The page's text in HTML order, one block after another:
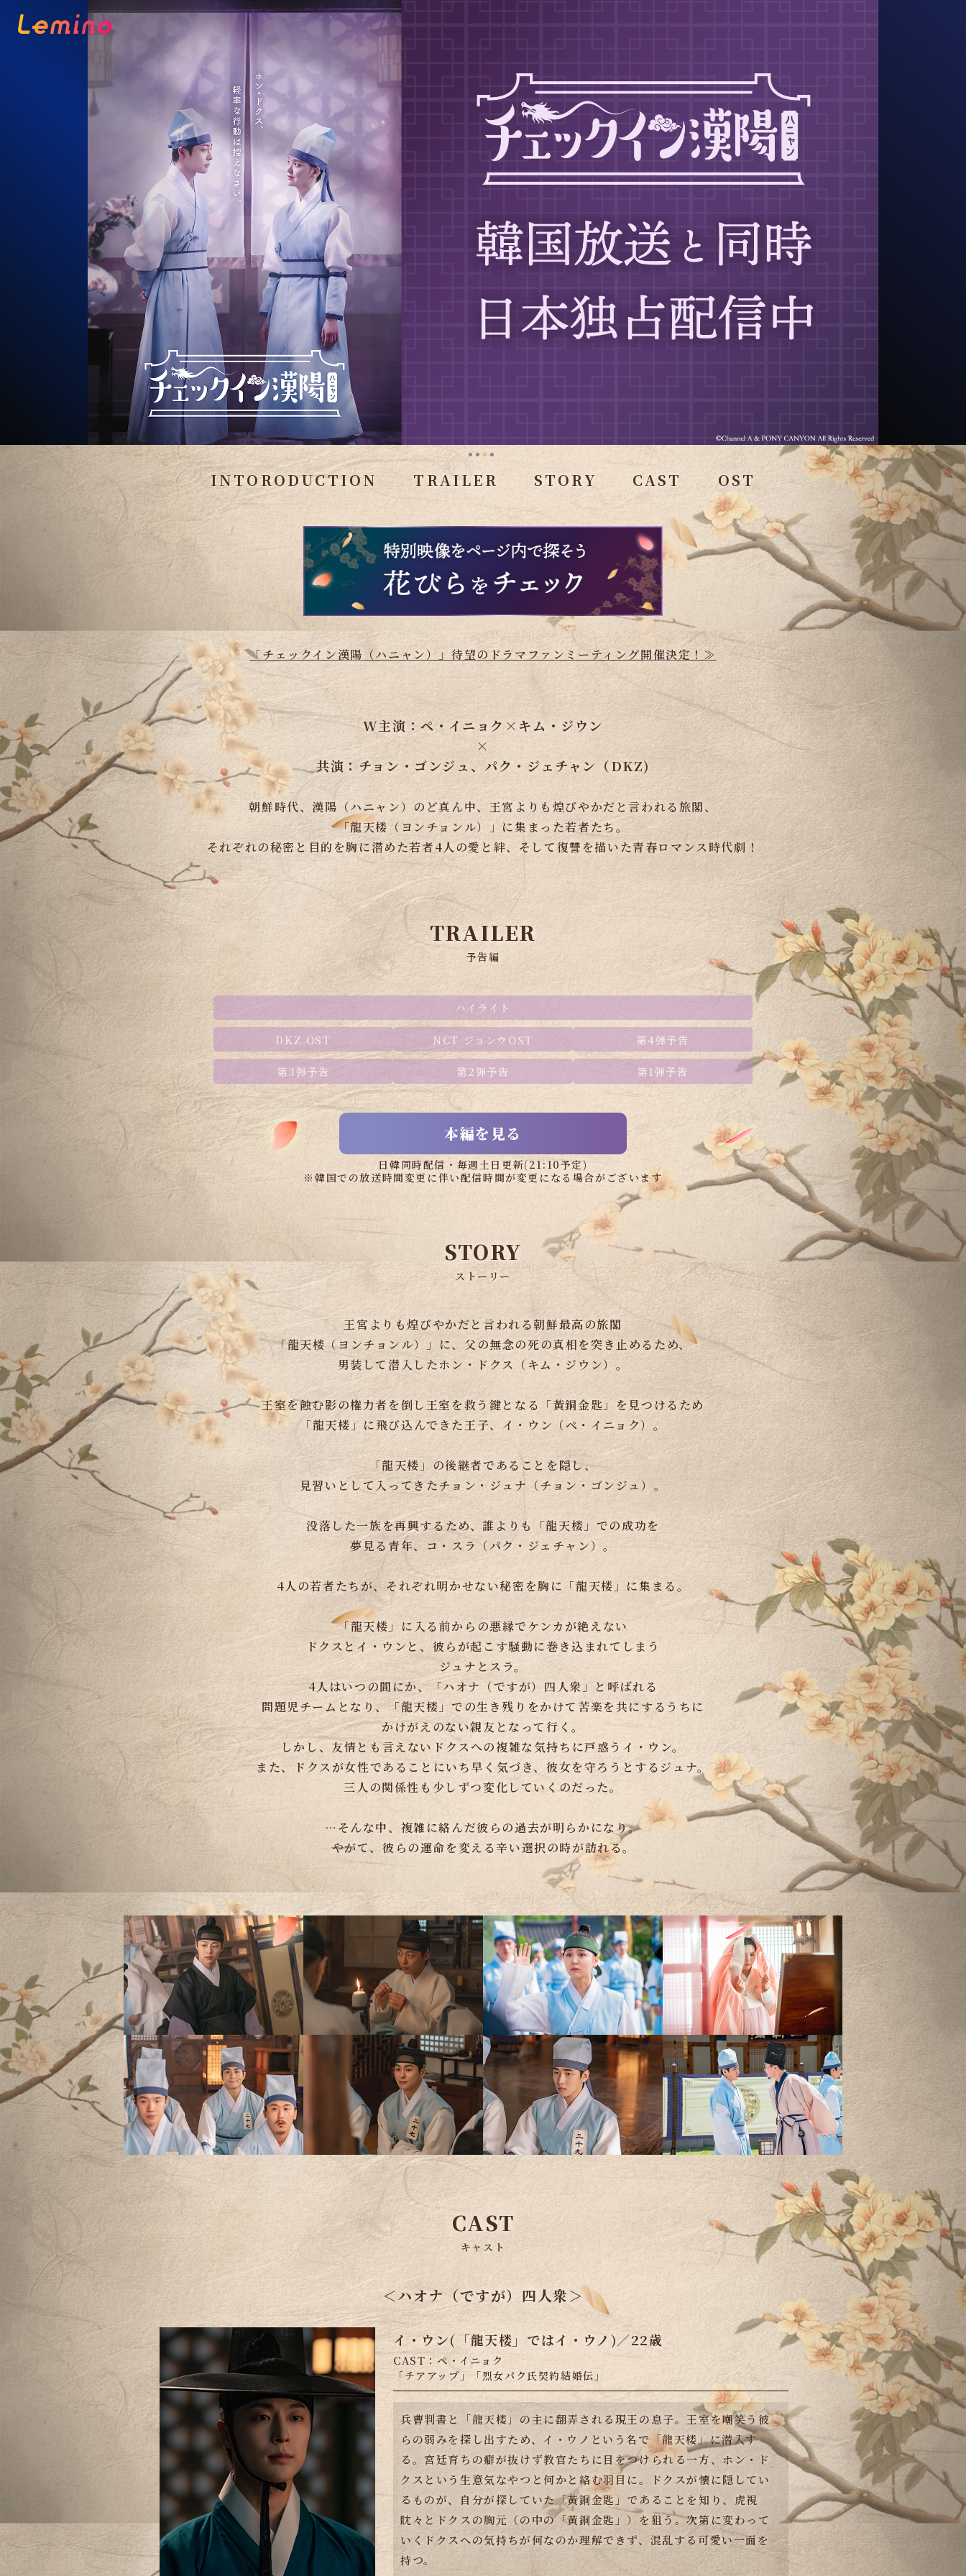
INTORODUCTION TRAILER STORY CAST OST
「チェックイン漢陽（ハニャン）」 待望のドラマファンミーティング開催決定！≫
W主演：ペ・イニョク×キム・ジウン
×
共演：チョン・ゴンジュ、パク・ジェチャン（DKZ)
朝鮮時代、漢陽（ハニャン）のど真ん中、 王宮よりも煌びやかだと言われる旅閣、
「龍天楼（ヨンチョンル）」に集まった若者たち。
それぞれの秘密と目的を胸に潜めた若者4人の愛と絆、そして復讐を描いた青春ロマンス時代劇！
TRAILER
予告編
第3弾予告 第2弾予告 第1弾予告
DKZ OST NCT ジョンウ OST 第4弾予告
ハイライト
本編を見る
日韓同時配信・毎週土日更新(21:10予定)
※韓国での放送時間変更に伴い配信時間が変更になる場合がございます
STORY
ストーリー
王宮よりも煌びやかだと言われる朝鮮最高の旅閣
「龍天楼（ヨンチョンル）」に、父の無念の死の真相を突き止めるため、
男装して潜入したホン・ドクス（キム・ジウン）。
王室を蝕む影の権力者を倒し王室を救う鍵となる「黃銅金匙」を見つけるため
「龍天楼」に飛び込んできた王子、イ・ウン（ペ・イニョク）。
「龍天楼」の後継者であることを隠し、
見習いとして入ってきたチョン・ジュナ（チョン・ゴンジュ）。
没落した一族を再興するため、誰よりも「龍天楼」での成功を
夢見る青年、コ・スラ（パク・ジェチャン）。
4人の若者たちが、それぞれ明かせない秘密を胸に「龍天楼」に集まる。
「龍天楼」に入る前からの悪縁でケンカが絶えない
ドクスとイ・ウンと、彼らが起こす騒動に巻き込まれてしまう
ジュナとスラ。
4人はいつの間にか、「ハオナ（ですが）四人衆」と呼ばれる
問題児チームとなり、「龍天楼」での生き残りをかけて苦楽を共にするうちに
かけがえのない親友となって行く。
しかし、友情とも言えないドクスへの複雑な気持ちに戸惑うイ・ウン。
また、ドクスが女性であることにいち早く気づき、彼女を守ろうとするジュナ。
三人の関係性も少しずつ変化していくのだった。
…そんな中、複雑に絡んだ彼らの過去が明らかになり。
――やがて、彼らの運命を変える辛い選択の時が訪れる。
CAST
キャスト
＜ハオナ（ですが）四人衆＞
イ・ウン(「龍天楼」ではイ・ウノ)／22歳
CAST：ペ・イニョク
「チアアップ」「烈女パク氏契約結婚伝」
兵曹判書と「龍天楼」の主に翻弄される現王の息子。王室を嘲笑う彼
らの弱みを探し出すため、イ・ウノという名で「龍天楼」に潜入す
る。宮廷育ちの癖が抜けず教官たちに目をつけられる一方、ホン・ド
クスという生意気なやつと何かと絡む羽目に。ドクスが懐に隠してい
るものが、自分が探していた「黃銅金匙」であることを知り、虎視
眈々とドクスの胸元（の中の「黃銅金匙」）を狙う。次第に変わって
いくドクスへの気持ちが何なのか理解できず、混乱する可愛い一面を
持つ。